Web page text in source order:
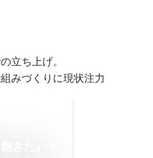
立ち上げ。
みづくりに現状注力